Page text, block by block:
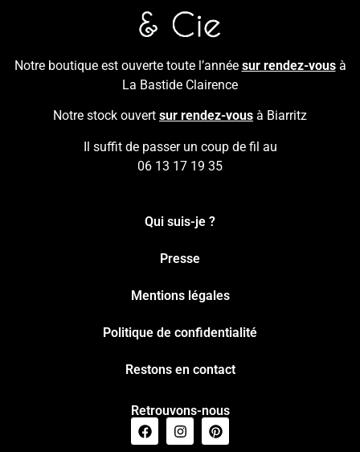
Notre boutique est ouverte toute l’année sur rendez-vousà
La Bastide Clairence
Notre stock ouvert sur rendez-vous à Biarritz
Il suffit de passer un coup de fil au
06 13 17 19 35
Qui suis-je ?
Presse
Mentions légales
Politique de confidentialité
Restons en contact
Retrouvons-nous